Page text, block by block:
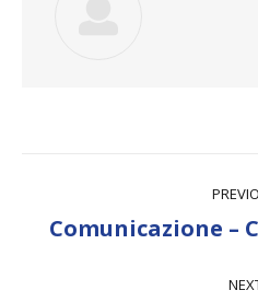
navigation
Comunicazione –